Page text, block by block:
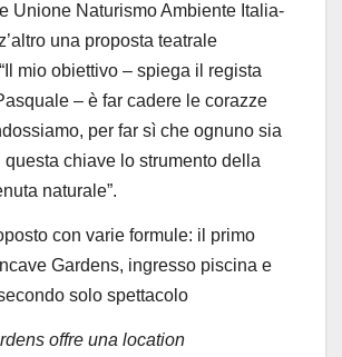
Unione Naturismo Ambiente Italia-
una proposta teatrale
mio obiettivo – spiega il regista
– è far cadere le corazze
per far sì che ognuno sia
questa chiave lo strumento della
naturale”.
con varie formule: il primo
Gardens, ingresso piscina e
solo spettacolo
offre una location